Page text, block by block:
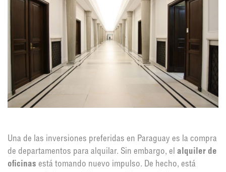
Una de las inversiones preferidas en Paraguay es la compra
de departamentos para alquilar. Sin embargo, el alquiler de
oficinas está tomando nuevo impulso. De hecho, está